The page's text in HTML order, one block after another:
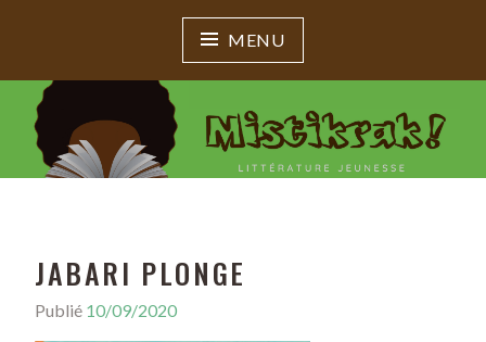
MENU
MISTIKRAK !
Littérature jeunesse
JABARI PLONGE
Publié 10/09/2020